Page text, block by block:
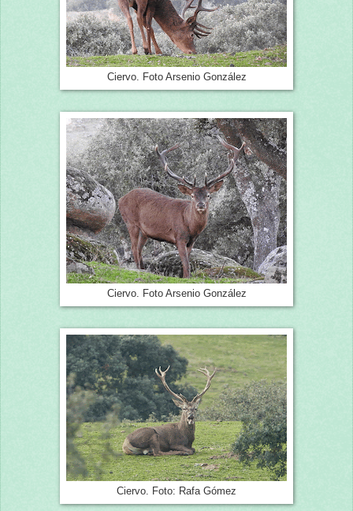
Ciervo. Foto Arsenio González
Ciervo. Foto Arsenio González
Ciervo. Foto: Rafa Gómez